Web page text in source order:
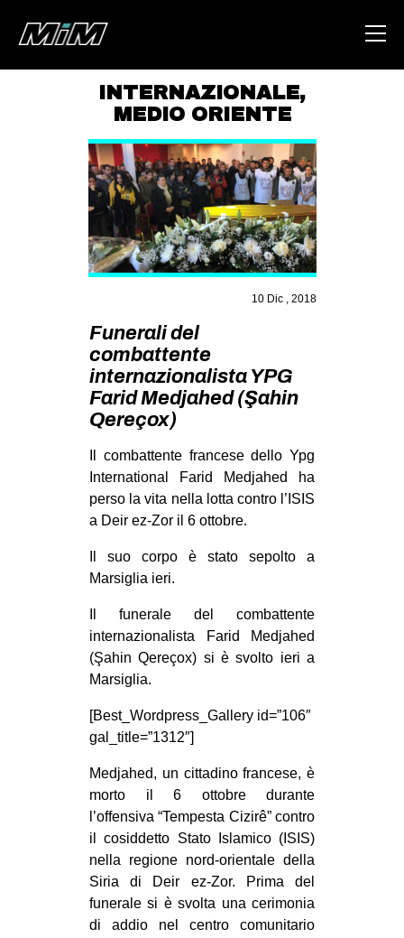
HOME
ABOUT
AREA
DEGENERAZIONE
GAZA FREESTYLE
STUDENTI TSUNAMI
ZAM
MILANO
SPAZI
SPORT POPOLARE
AMBIENTE
ANTIFASCISMO
DIRITTO ALL’ABITARE
GENERI
PRECARIATO
STUDENTI
CULTURE
ARTE
CINEMA
MANIFESTI
INTERNAZIONALE,
MEDIO ORIENTE
10 Dic , 2018
Funerali del
combattente
internazionalista YPG
Farid Medjahed (Şahin
Qereçox)
Il combattente francese dello Ypg
International Farid Medjahed ha
perso la vita nella lotta contro l’ISIS
a Deir ez-Zor il 6 ottobre.
Il suo corpo è stato sepolto a
Marsiglia ieri.
Il funerale del combattente
internazionalista Farid Medjahed
(Şahin Qereçox) si è svolto ieri a
Marsiglia.
[Best_Wordpress_Gallery id=”106″
gal_title=”1312″]
Medjahed, un cittadino francese, è
morto il 6 ottobre durante
l’offensiva “Tempesta Cizirê” contro
il cosiddetto Stato Islamico (ISIS)
nella regione nord-orientale della
Siria di Deir ez-Zor. Prima del
funerale si è svolta una cerimonia
di addio nel centro comunitario